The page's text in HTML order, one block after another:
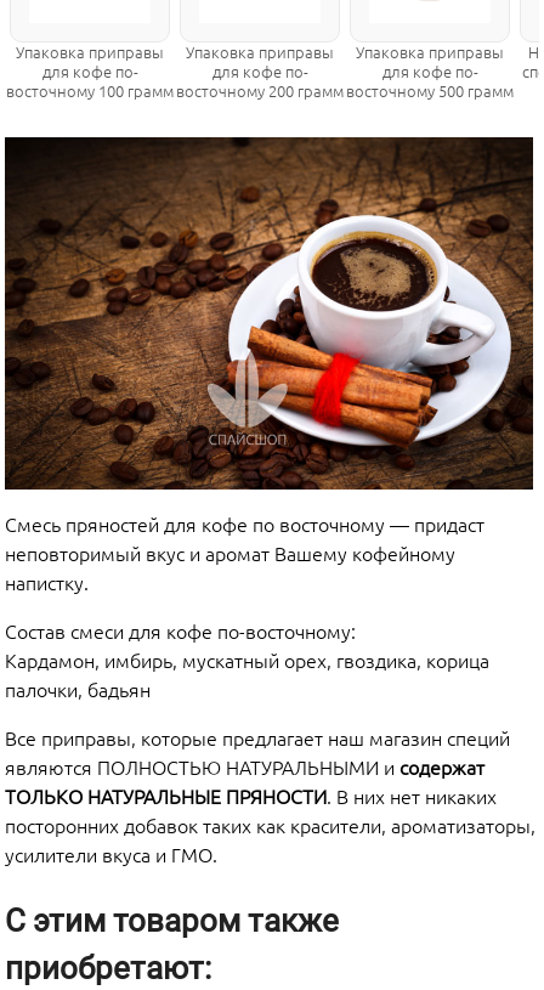
Упаковка приправы
для кофе по-
восточному 100 грамм
Упаковка приправы
для кофе по-
восточному 200 грамм
Упаковка приправы
для кофе по-
восточному 500 грамм
Смесь пряностей для кофе по восточному — придаст
неповторимый вкус и аромат Вашему кофейному
напистку.
Состав смеси для кофе по-восточному:
Кардамон, имбирь, мускатный орех, гвоздика, корица
палочки, бадьян
Все приправы, которые предлагает наш магазин специй
являются ПОЛНОСТЬЮ НАТУРАЛЬНЫМИ исодержат
ТОЛЬКО НАТУРАЛЬНЫЕ ПРЯНОСТИ. В них нет никаких
посторонних добавок таких как красители, ароматизаторы,
усилители вкуса и ГМО.
С этим товаром также
приобретают: